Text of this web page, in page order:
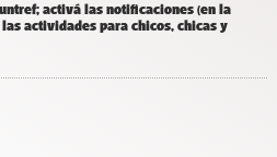
activá las notificaciones (en la
actividades para chicos, chicas y